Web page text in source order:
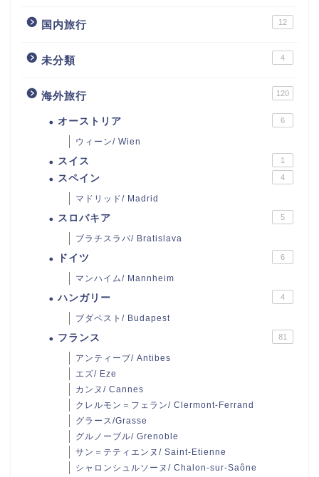
国内旅行 12
未分類 4
海外旅行 120
オーストリア 6
ウィーン/ Wien
スイス 1
スペイン 4
マドリッド/ Madrid
スロバキア 5
ブラチスラバ/ Bratislava
ドイツ 6
マンハイム/ Mannheim
ハンガリー 4
ブダペスト/ Budapest
フランス 81
アンティーブ/ Antibes
エズ/ Eze
カンヌ/ Cannes
クレルモン＝フェラン/ Clermont-Ferrand
グラース/Grasse
グルノーブル/ Grenoble
サン＝テティエンヌ/ Saint-Etienne
シャロンシュルソーヌ/ Chalon-sur-Saône